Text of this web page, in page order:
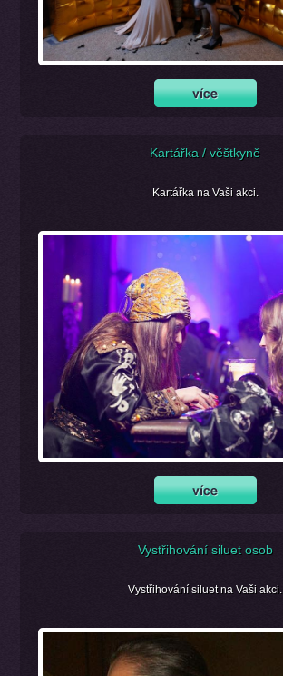
Kartářka / věštkyně
Kartářka na Vaši akci.
Vystřihování siluet osob
Vystřihování siluet na Vaši akci.